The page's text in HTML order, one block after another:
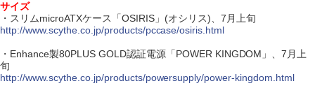
サイズ
・スリムmicroATXケース「OSIRIS」(オシリス)、7月上旬
http://www.scythe.co.jp/products/pccase/osiris.html
・Enhance製80PLUS GOLD認証電源「POWER KINGDOM」、7月上
旬
http://www.scythe.co.jp/products/powersupply/power-kingdom.html